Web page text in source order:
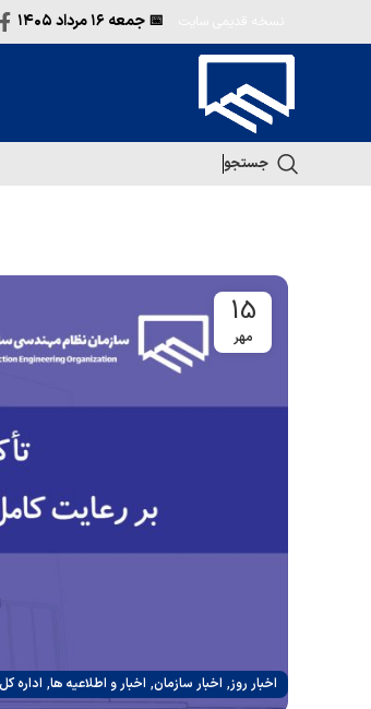
📅 جمعه
جستجو
15
مهر
اخبار روز, اخبار سازمان, اخبار و اطلاعیه ها, اداره